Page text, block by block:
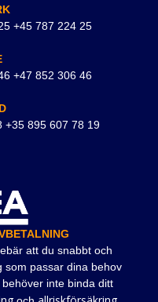
+45 787 224 25
+47 852 306 46
+35 895 607 78 19
att du snabbt och
som passar dina behov
inte binda ditt